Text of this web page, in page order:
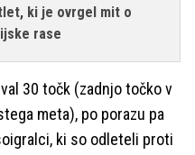
ki je ovrgel mit o
rase
30 točk (zadnjo točko v
meta), po porazu pa
ki so odleteli proti